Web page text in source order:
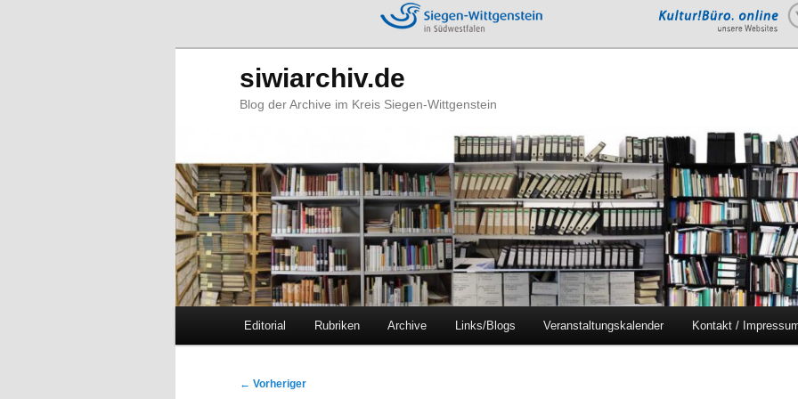
siwiarchiv.de
Blog der Archive im Kreis Siegen-Wittgenstein
Zum
Zum
Editorial Rubriken Archive Links/Blogs Veranstaltungskalender Kontakt /
Beitragsnavigation
← Vorheriger